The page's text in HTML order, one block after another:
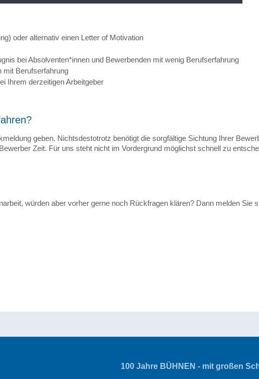
oder alternativ einen Letter of Motivation
bei Absolventen*innen und Bewerbenden mit wenig Berufserfahrung
mit Berufserfahrung
Ihrem derzeitigen Arbeitgeber
geben. Nichtsdestotrotz benötigt die sorgfältige Sichtung Ihrer
Zeit. Für uns steht nicht im Vordergrund möglichst schnell zu
würden aber vorher gerne noch Rückfragen klären? Dann melden Sie
100 Jahre BÜHNEN - mit großen